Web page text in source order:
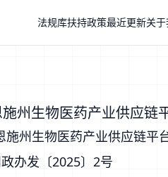
法规库扶持政策最近更新关
州生物医药产业供应链
州生物医药产业供应链平
办发〔2025〕2号